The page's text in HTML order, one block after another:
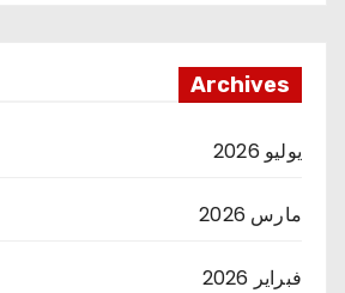
Archives
يوليو 2026
مارس 2026
فبراير 2026